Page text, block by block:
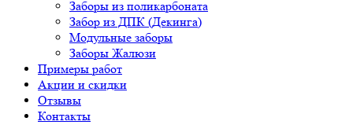
Заборы из поликарбоната
Забор из ДПК (Декинга)
Модульные заборы
Заборы Жалюзи
Примеры работ
Акции и скидки
Отзывы
Контакты